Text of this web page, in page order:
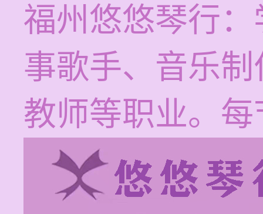
福州悠悠琴行
事歌手、音乐
教师等职业。